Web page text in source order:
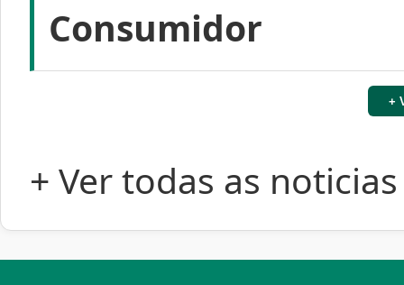
Consumidor
+
+ Ver todas as noticias